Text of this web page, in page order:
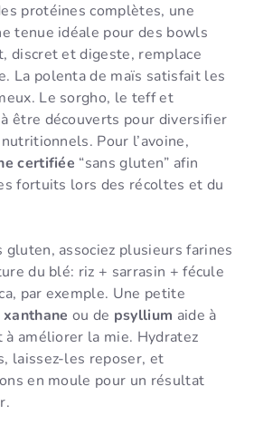
protéines complètes, une
tenue idéale pour des bowls
discret et digeste, remplace
La polenta de maïs satisfait les
Le sorgho, le teff et
être découverts pour diversifier
Pour l’avoine,
certifiée “sans gluten” afin
fortuits lors des récoltes et du
gluten, associez plusieurs farines
du blé: riz + sarrasin + fécule
par exemple. Une petite
ou de psyllium aide à
améliorer la mie. Hydratez
laissez-les reposer, et
en moule pour un résultat